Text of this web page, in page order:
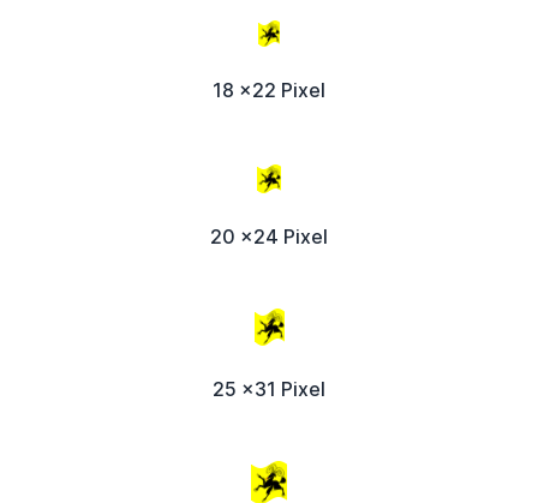
18 x22 Pixel
20 x24 Pixel
25 x31 Pixel